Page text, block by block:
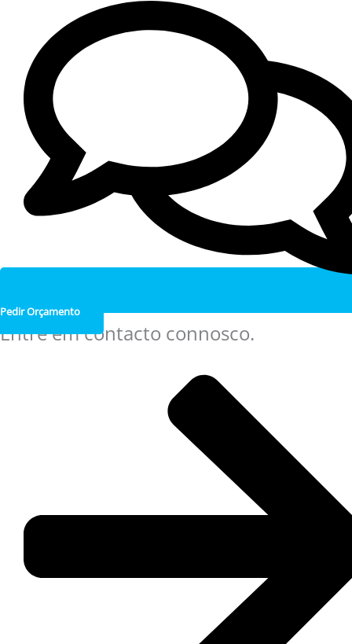
Pedir Orçamento
Entre em contacto connosco.